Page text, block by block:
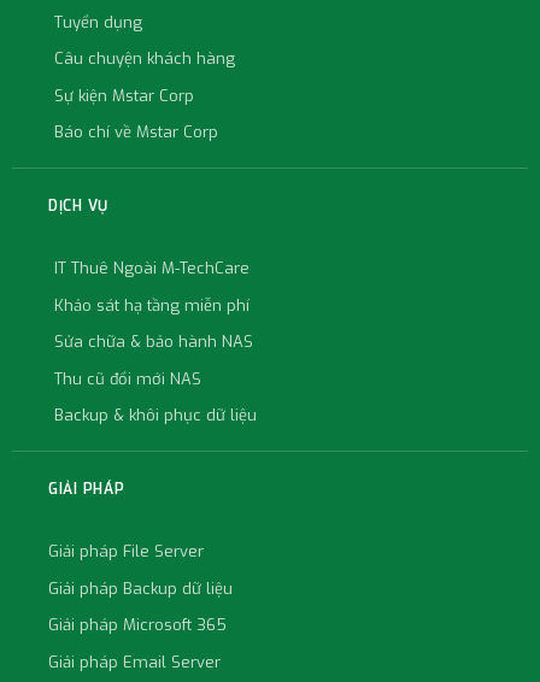
Tuyển dụng
Câu chuyện khách hàng
Sự kiện Mstar Corp
Báo chí về Mstar Corp
DỊCH VỤ
IT Thuê Ngoài M-TechCare
Khảo sát hạ tầng miễn phí
Sửa chữa & bảo hành NAS
Thu cũ đổi mới NAS
Backup & khôi phục dữ liệu
GIẢI PHÁP
Giải pháp File Server
Giải pháp Backup dữ liệu
Giải pháp Microsoft 365
Giải pháp Email Server